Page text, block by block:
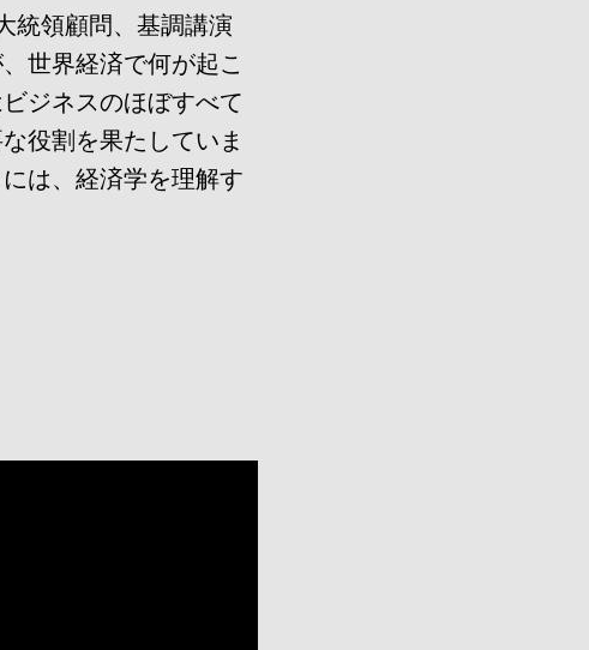
統領顧問、基調講演
世界経済で何が起こ
ジネスのほぼすべて
役割を果たしていま
は、経済学を理解す